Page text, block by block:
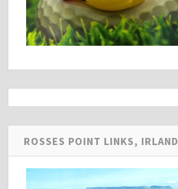
ROSSES POINT LINKS, IRLAND